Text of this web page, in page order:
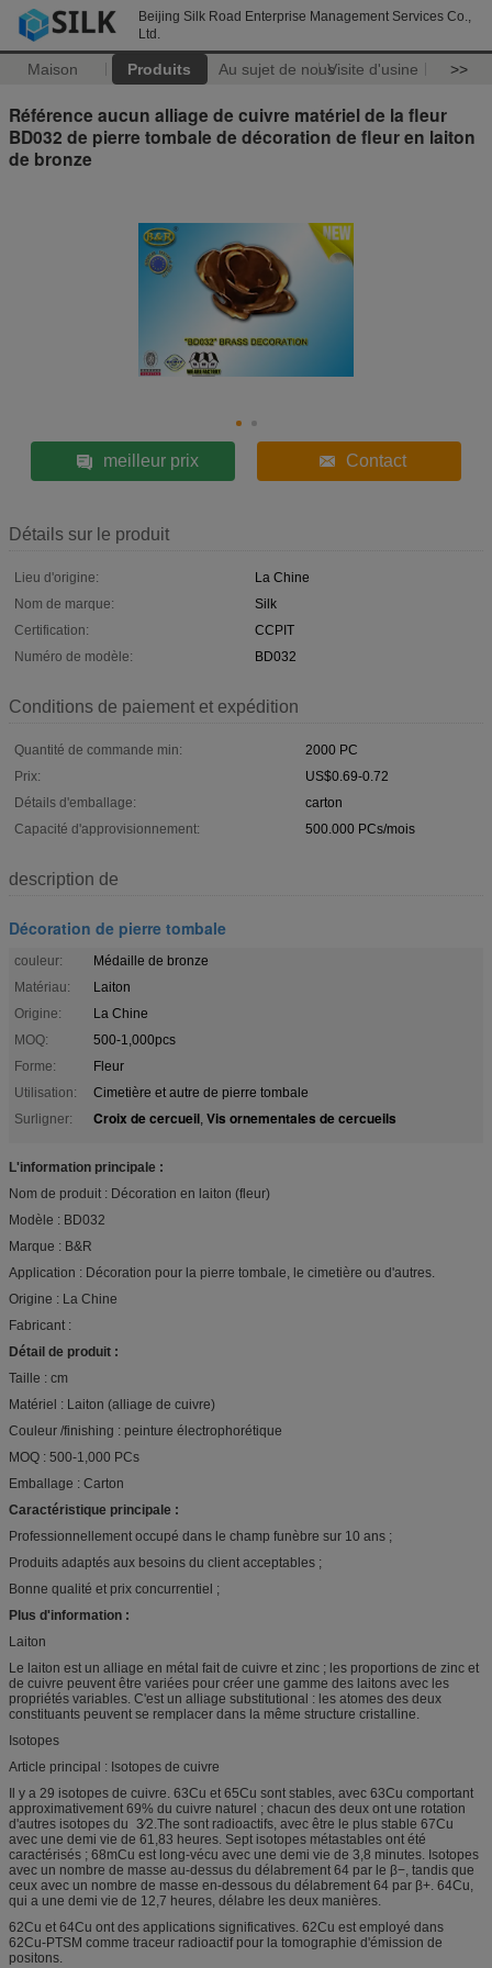
Beijing Silk Road Enterprise Management Services Co.,
Ltd.
Maison Produits Au sujet de nousVisite d'usine >>
Référence aucun alliage de cuivre matériel de la fleur
BD032 de pierre tombale de décoration de fleur en laiton
de bronze
meilleur prix Contact
Détails sur le produit
Lieu d'origine:
La Chine
Nom de marque:
Silk
Certification:
CCPIT
Numéro de modèle:
BD032
Conditions de paiement et expédition
Quantité de commande min:
2000 PC
Prix:
US$0.69-0.72
Détails d'emballage:
carton
Capacité d'approvisionnement:
500.000 PCs/mois
description de
Décoration de pierre tombale
couleur:
Médaille de bronze
Matériau:
Laiton
Origine:
La Chine
MOQ:
500-1,000pcs
Forme:
Fleur
Utilisation:
Cimetière et autre de pierre tombale
Surligner:
Croix de cercueil, Vis ornementales de cercueils
L'information principale :
Nom de produit : Décoration en laiton (fleur)
Modèle : BD032
Marque : B&R
Application : Décoration pour la pierre tombale, le cimetière ou d'autres.
Origine : La Chine
Fabricant :
Détail de produit :
Taille : cm
Matériel : Laiton (alliage de cuivre)
Couleur /finishing : peinture électrophorétique
MOQ : 500-1,000 PCs
Emballage : Carton
Caractéristique principale :
Professionnellement occupé dans le champ funèbre sur 10 ans ;
Produits adaptés aux besoins du client acceptables ;
Bonne qualité et prix concurrentiel ;
Plus d'information :
Laiton
Le laiton est un alliage en métal fait de cuivre et zinc ; les proportions de zinc et
de cuivre peuvent être variées pour créer une gamme des laitons avec les
propriétés variables. C'est un alliage substitutional : les atomes des deux
constituants peuvent se remplacer dans la même structure cristalline.
Isotopes
Article principal : Isotopes de cuivre
Il y a 29 isotopes de cuivre. 63Cu et 65Cu sont stables, avec 63Cu comportant
approximativement 69% du cuivre naturel ; chacun des deux ont une rotation
d'autres isotopes du 3⁄2.The sont radioactifs, avec être le plus stable 67Cu
avec une demi vie de 61,83 heures. Sept isotopes métastables ont été
caractérisés ; 68mCu est long-vécu avec une demi vie de 3,8 minutes. Isotopes
avec un nombre de masse au-dessus du délabrement 64 par le β−, tandis que
ceux avec un nombre de masse en-dessous du délabrement 64 par β+. 64Cu,
qui a une demi vie de 12,7 heures, délabre les deux manières.
62Cu et 64Cu ont des applications significatives. 62Cu est employé dans
62Cu-PTSM comme traceur radioactif pour la tomographie d'émission de
positons.